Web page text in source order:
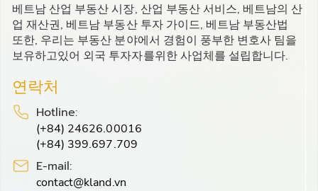
베트남 산업 부동산 시장, 산업 부동산 서비스, 베트남의 산
업 재산권, 베트남 부동산 투자 가이드, 베트남 부동산법
또한, 우리는 부동산 분야에서 경험이 풍부한 변호사 팀을
보유하고있어 외국 투자자를위한 사업체를 설립합니다.
연락처
Hotline:
(+84) 24626.00016
(+84) 399.697.709
E-mail:
contact@kland.vn